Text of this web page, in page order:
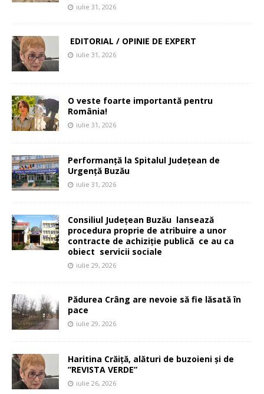
iulie 31, 2026
EDITORIAL / OPINIE DE EXPERT
iulie 31, 2026
O veste foarte importantă pentru
România!
iulie 31, 2026
Performanță la Spitalul Județean de
Urgență Buzău
iulie 31, 2026
Consiliul Județean Buzău lansează
procedura proprie de atribuire a unor
contracte de achiziție publică ce au ca
obiect servicii sociale
iulie 29, 2026
Pădurea Crâng are nevoie să fie lăsată în
pace
iulie 29, 2026
Haritina Crăiță, alături de buzoieni și de
”REVISTA VERDE”
iulie 26, 2026